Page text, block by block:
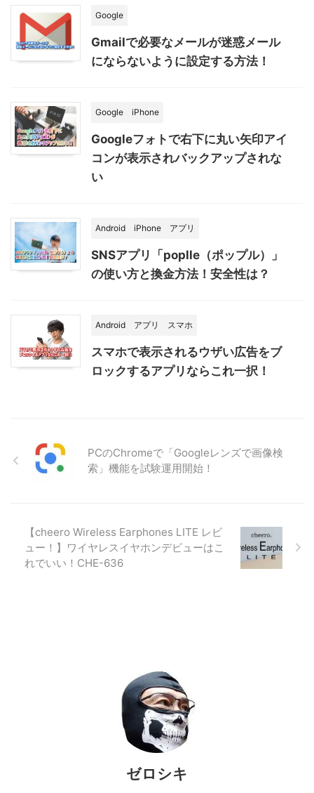
Google
Gmailで必要なメールが迷惑メール
にならないように設定する方法！
Google iPhone
Googleフォトで右下に丸い矢印アイ
コンが表示されバックアップされな
い
Android iPhone アプリ
SNSアプリ「poplle（ポップル）」
の使い方と換金方法！安全性は？
Android アプリ スマホ
スマホで表示されるウザい広告をブ
ロックするアプリならこれ一択！
PCのChromeで「Googleレンズで画像検
索」機能を試験運用開始！
【cheero Wireless Earphones LITE レビ
ュー！】ワイヤレスイヤホンデビューはこ
れでいい！CHE-636
ゼロシキ